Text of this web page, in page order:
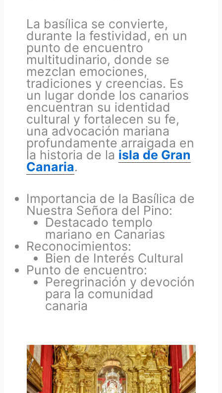
La basílica se convierte,
durante la festividad, en un
punto de encuentro
multitudinario, donde se
mezclan emociones,
tradiciones y creencias. Es
un lugar donde los canarios
encuentran su identidad
cultural y fortalecen su fe,
una advocación mariana
profundamente arraigada en
la historia de la isla de Gran
Canaria.
Importancia de la Basílica de
Nuestra Señora del Pino:
Destacado templo
mariano en Canarias
Reconocimientos:
Bien de Interés Cultural
Punto de encuentro:
Peregrinación y devoción
para la comunidad
canaria